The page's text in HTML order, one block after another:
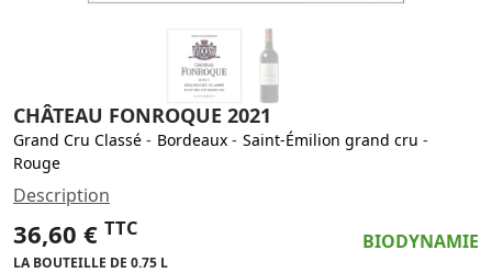
CHÂTEAU FONROQUE 2021
Grand Cru Classé - Bordeaux - Saint-Émilion grand cru -
Rouge
Description
36,60 € TTC
LA BOUTEILLE DE 0.75 L
BIODYNAMIE